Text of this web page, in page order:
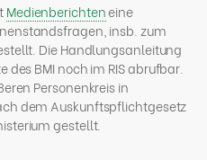
Medienberichteneine
insb. zum
Die Handlungsanleitung
BMI noch im RIS abrufbar.
Personenkreis in
dem Auskunftspflichtgesetz
gestellt.